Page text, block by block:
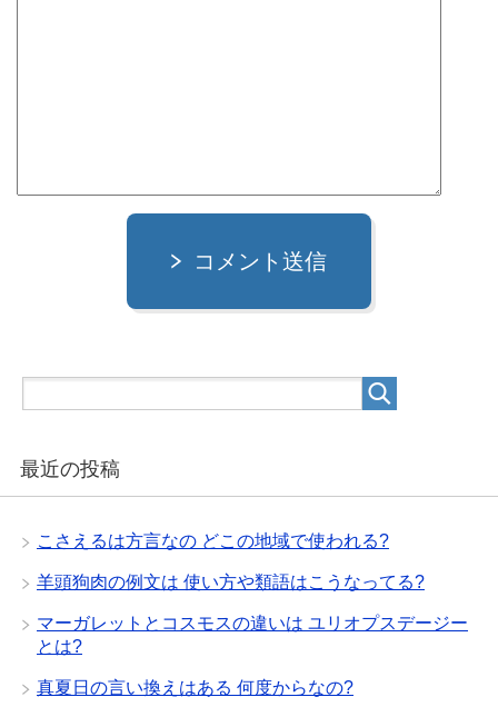
コメント送信
最近の投稿
こさえるは方言なの どこの地域で使われる?
羊頭狗肉の例文は 使い方や類語はこうなってる?
マーガレットとコスモスの違いは ユリオプスデージー
とは?
真夏日の言い換えはある 何度からなの?